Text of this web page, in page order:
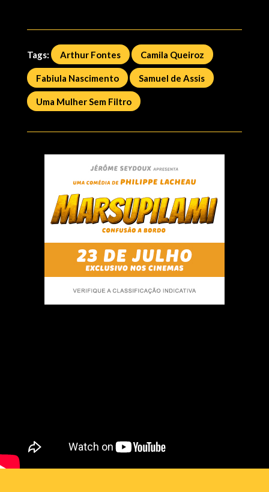
Tags: Arthur Fontes Camila Queiroz
Fabiula Nascimento Samuel de Assis
Uma Mulher Sem Filtro